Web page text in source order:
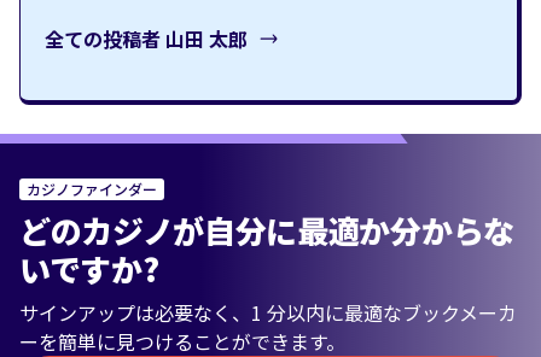
全ての投稿者 山田 太郎
カジノファインダー
どのカジノが自分に最適か分からな
いですか?
サインアップは必要なく、1 分以内に最適なブックメーカ
ーを簡単に見つけることができます。